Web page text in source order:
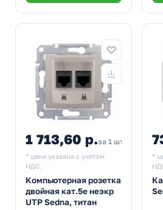
1 713,60 р.за 1 шт
* цена указана с учетом
НДС.
Компьютерная розетка
двойная кат.5е неэкр
UTP Sedna, титан
*